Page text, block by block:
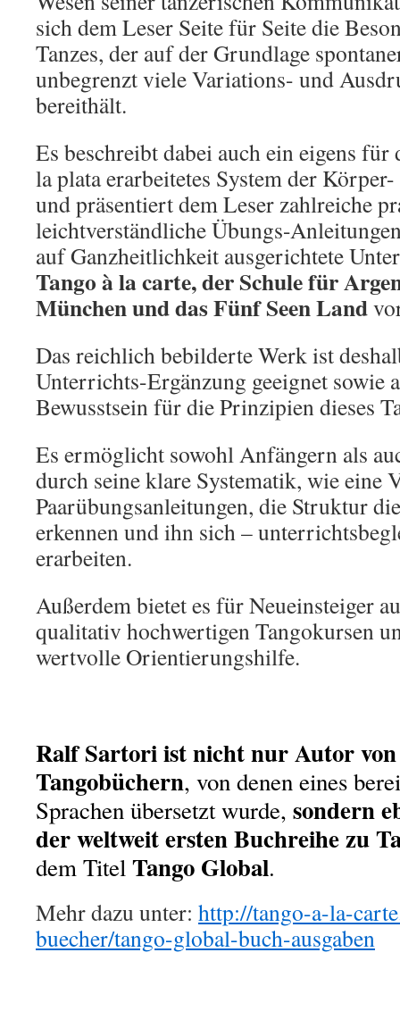
sich dem Leser Seite für Seite die
Tanzes, der auf der Grundlage
unbegrenzt viele Variations- und
bereithält.
Es beschreibt dabei auch ein eigens
la plata erarbeitetes System der
und präsentiert dem Leser zahlreiche
leichtverständliche Übungs-
auf Ganzheitlichkeit ausgerichtete
Tango à la carte, der Schule für
München und das Fünf Seen Land
Das reichlich bebilderte Werk ist
Unterrichts-Ergänzung geeignet sowie
Bewusstsein für die Prinzipien dieses
Es ermöglicht sowohl Anfängern als
durch seine klare Systematik, wie eine
Paarübungsanleitungen, die Struktur
erkennen und ihn sich –
erarbeiten.
Außerdem bietet es für Neueinsteiger
qualitativ hochwertigen Tangokursen
wertvolle Orientierungshilfe.
Ralf Sartori ist nicht nur Autor von
Tangobüchern, von denen eines
Sprachen übersetzt wurde, sondern
der weltweit ersten Buchreihe zu
dem TitelTango Global.
Mehr dazu unter: http://tango-a-la-
buecher/tango-global-buch-ausgaben